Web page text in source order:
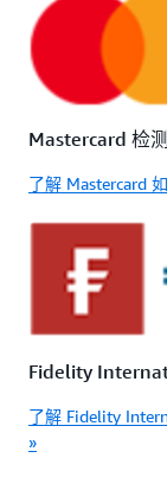
Mastercard 检
了解 Mastercard
Fidelity
了解 Fidelity
»